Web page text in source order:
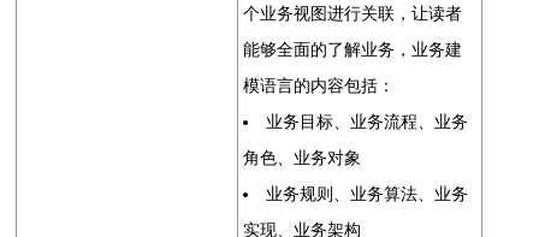
个业务视图进行关联，让读者
能够全面的了解业务，业务建
模语言的内容包括：
业务目标、业务流程、业务
角色、业务对象
业务规则、业务算法、业务
实现、业务架构